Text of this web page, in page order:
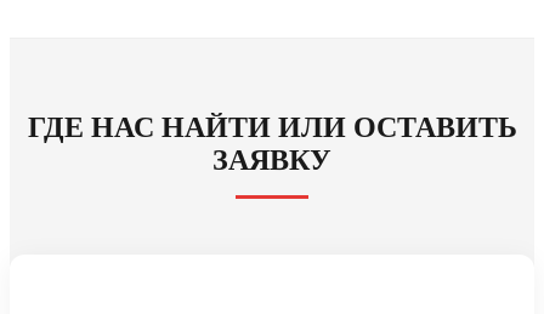
ГДЕ НАС НАЙТИ ИЛИ ОСТАВИТЬ
ЗАЯВКУ